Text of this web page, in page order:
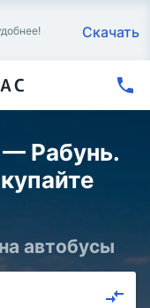
Скачать
— Рабунь.
автобусы